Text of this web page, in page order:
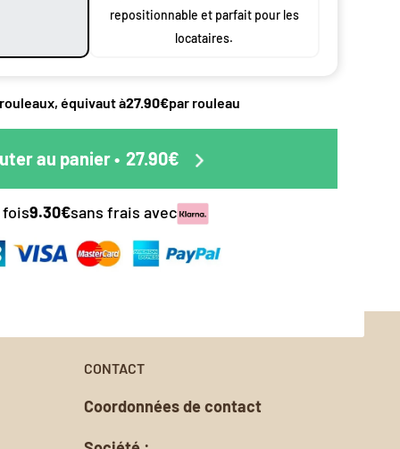
repositionnable et parfait pour les
locataires.
équivaut à27.90€par rouleau
au panier• 27.90€
fois9.30€sans frais avec
de
de
en
papier
CONTACT
Coordonnées de contact